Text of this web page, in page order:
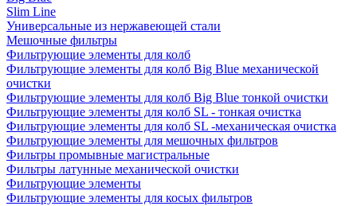
Slim Line
Универсальные из нержавеющей стали
Мешочные фильтры
Фильтрующие элементы для колб
Фильтрующие элементы для колб Big Blue механической
очистки
Фильтрующие элементы для колб Big Blue тонкой очистки
Фильтрующие элементы для колб SL - тонкая очистка
Фильтрующие элементы для колб SL -механическая очистка
Фильтрующие элементы для мешочных фильтров
Фильтры промывные магистральные
Фильтры латунные механической очистки
Фильтрующие элементы
Фильтрующие элементы для косых фильтров